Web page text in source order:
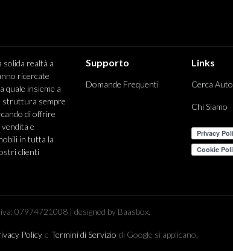
solida realtà a
ricercate
quale insieme a
struttura sempre
di offrire
e
in tutta la
clienti
Supporto
Domande Frequenti
Links
Cerca Auto
Chi Siamo
07974721008 | designed by Baasbox.
Policy e Termini di Servizio di Google si applicano.